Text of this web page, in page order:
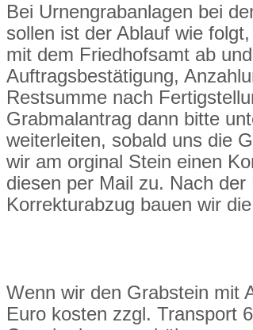
Bei Urnengrabanlagen bei
sollen ist der Ablauf wie
mit dem Friedhofsamt ab
Auftragsbestätigung,
Restsumme nach
Grabmalantrag dann bitte
weiterleiten, sobald uns die
wir am orginal Stein einen
diesen per Mail zu. Nach
Korrekturabzug bauen wir
Wenn wir den Grabstein mit
Euro kosten zzgl. Transport